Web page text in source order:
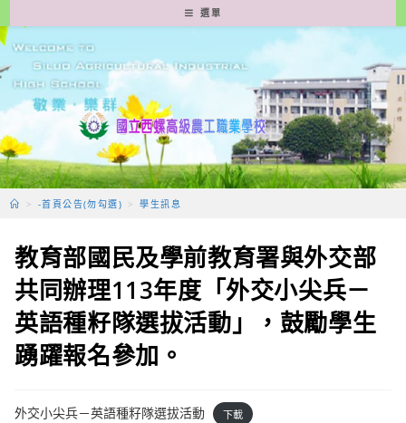
轉
至
要
容
選單
> -首頁公告(勿勾選) > 學生訊息
教育部國民及學前教育署與外交部
共同辦理113年度「外交小尖兵－
英語種籽隊選拔活動」，鼓勵學生
踴躍報名參加。
外交小尖兵－英語種籽隊選拔活動 下載